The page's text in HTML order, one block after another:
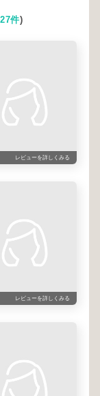
件)
レビューを詳しくみる
レビューを詳しくみる